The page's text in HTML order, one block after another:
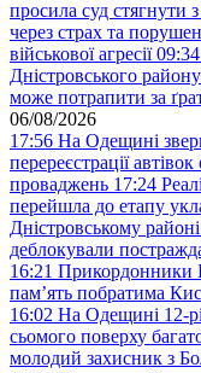
просила суд стягнути
через страх та
військової агресії 09:34
Дністровського
може потрапити за
06/08/2026
17:56 На Одещині
перереєстрації
проваджень 17:24
перейшла до етапу
Дністровському
деблокували
16:21 Прикордонники
пам’ять побратима
16:02 На Одещині 12-
сьомого поверху
молодий захисник з